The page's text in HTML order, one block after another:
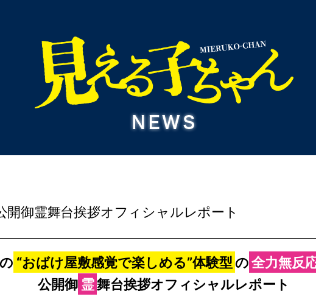
開御霊舞台挨拶オフィシャルレポート
“おばけ屋敷感覚で楽しめる”体験型の 全力無反
公開御 霊舞台挨拶オフィシャルレポート